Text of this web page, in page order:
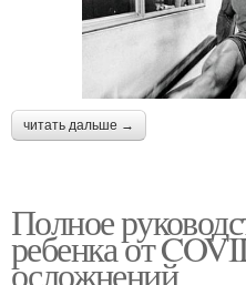
читать дальше →
Полное
ребенка от
осложнений